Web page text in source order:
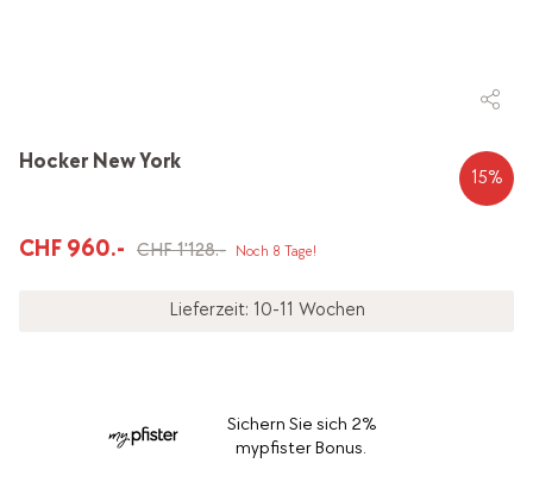
Hocker New York
15%
CHF 960.- CHF 1'128.- Noch 8 Tage!
Lieferzeit: 10-11 Wochen
Sichern Sie sich 2%
mypfister Bonus.